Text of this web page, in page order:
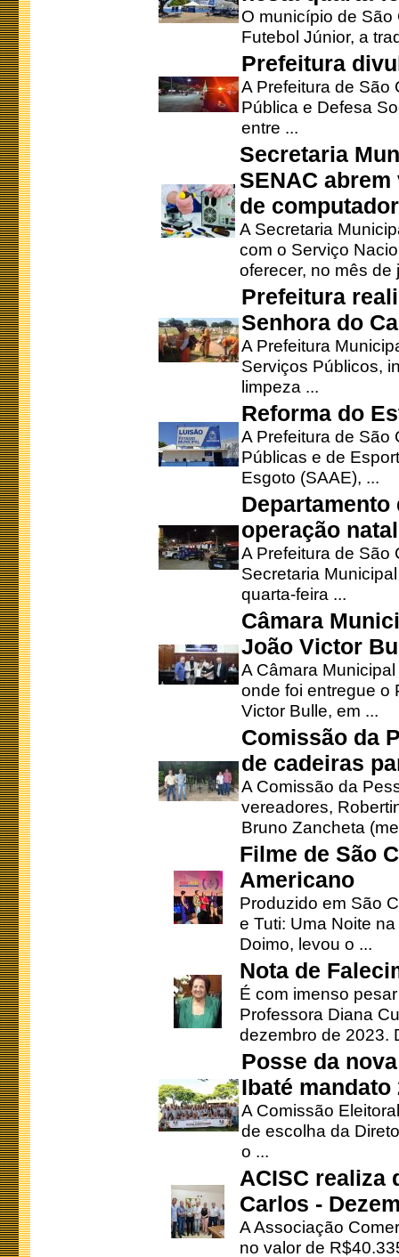
O município de
Futebol Júnior, a
Prefeitura
A Prefeitura de São
Pública e Defesa
entre ...
Secretaria
SENAC
de
A Secretaria
com o Serviço
oferecer, no mês de
Prefeitura
Senhora do
A Prefeitura
Serviços Públicos,
limpeza ...
Reforma do
A Prefeitura de São
Públicas e de
Esgoto (SAAE), ...
operação
A Prefeitura de São
Secretaria
quarta-feira ...
Câmara
João Victor
A Câmara
onde foi entregue o
Victor Bulle, em ...
Comissão da
de cadeiras
A Comissão da
vereadores,
Bruno Zancheta
Filme de São
Americano
Produzido em São
e Tuti: Uma Noite
Doimo, levou o ...
Nota de
É com imenso
Professora Diana
dezembro de 2023.
Posse da
Ibaté mandato
A Comissão
de escolha da
o ...
ACISC realiza
Carlos -
A Associação
no valor de